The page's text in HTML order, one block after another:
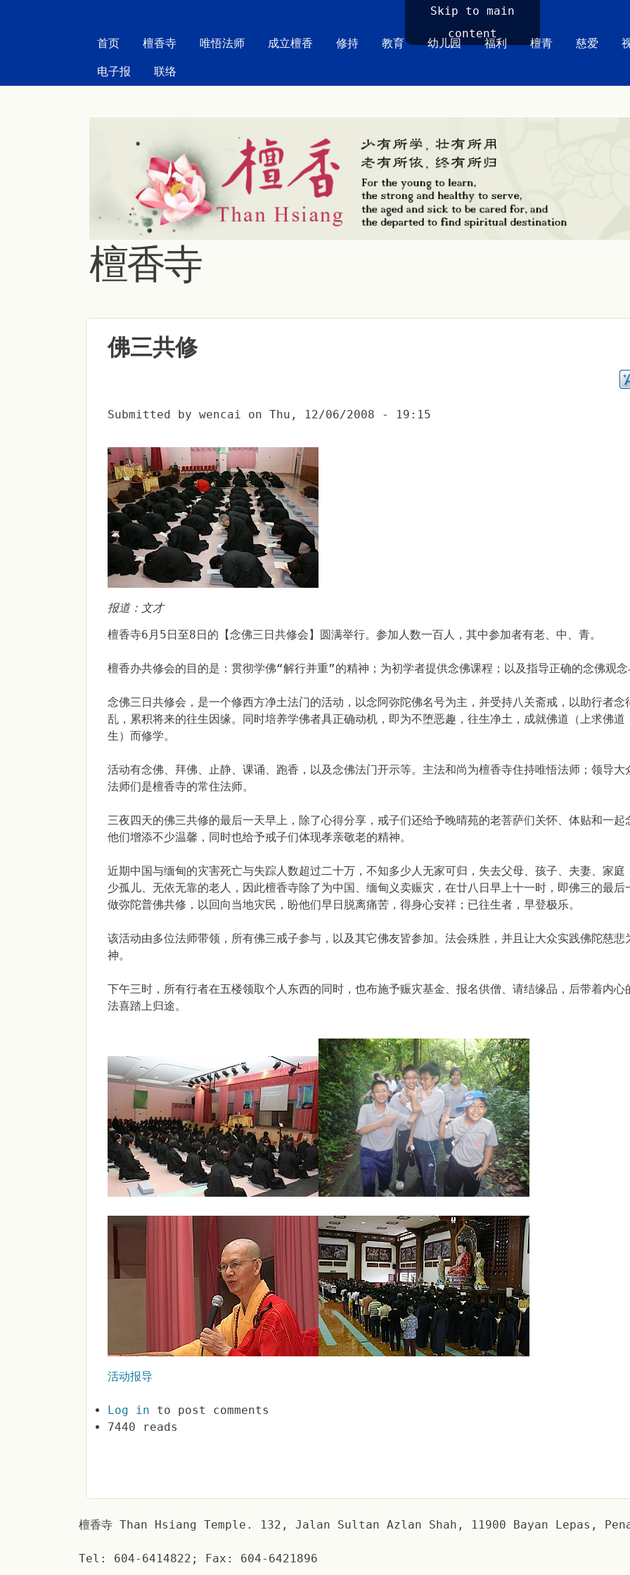
Skip to main
content
首页 檀香寺 唯悟法师 成立檀香 修持 教育 幼儿园 福利 檀青 慈爱
电子报 联络
檀香寺
佛三共修
Submitted by wencai on Thu, 12/06/2008 - 19:15
报道：文才
檀香寺6月5日至8日的【念佛三日共修会】圆满举行。参加人数一百人，其中参加者有老、中、青。
檀香办共修会的目的是：贯彻学佛“解行并重”的精神；为初学者提供念佛课程；以及指导正确的念佛观
念佛三日共修会，是一个修西方净土法门的活动，以念阿弥陀佛名号为主，并受持八关斋戒，以助行者念
乱，累积将来的往生因缘。同时培养学佛者具正确动机，即为不堕恶趣，往生净土，成就佛道（上求佛道
生）而修学。
活动有念佛、拜佛、止静、课诵、跑香，以及念佛法门开示等。主法和尚为檀香寺住持唯悟法师；领导大
法师们是檀香寺的常住法师。
三夜四天的佛三共修的最后一天早上，除了心得分享，戒子们还给予晚晴苑的老菩萨们关怀、体贴和一起
他们增添不少温馨，同时也给予戒子们体现孝亲敬老的精神。
近期中国与缅甸的灾害死亡与失踪人数超过二十万，不知多少人无家可归，失去父母、孩子、夫妻、家庭
少孤儿、无依无靠的老人，因此檀香寺除了为中国、缅甸义卖赈灾，在廿八日早上十一时，即佛三的最后
做弥陀普佛共修，以回向当地灾民，盼他们早日脱离痛苦，得身心安祥；已往生者，早登极乐。
该活动由多位法师带领，所有佛三戒子参与，以及其它佛友皆参加。法会殊胜，并且让大众实践佛陀慈悲
神。
下午三时，所有行者在五楼领取个人东西的同时，也布施予赈灾基金、报名供僧、请结缘品，后带着内心
法喜踏上归途。
活动报导
Log in to post comments
7440 reads
檀香寺 Than Hsiang Temple. 132, Jalan Sultan Azlan Shah, 11900 Bayan Lepas,
Tel: 604-6414822; Fax: 604-6421896